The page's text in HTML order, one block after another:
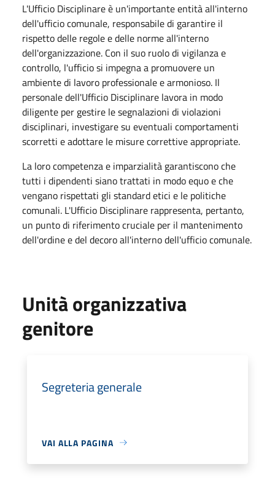
L'Ufficio Disciplinare è un'importante entità all'interno
dell'ufficio comunale, responsabile di garantire il
rispetto delle regole e delle norme all'interno
dell'organizzazione. Con il suo ruolo di vigilanza e
controllo, l'ufficio si impegna a promuovere un
ambiente di lavoro professionale e armonioso. Il
personale dell'Ufficio Disciplinare lavora in modo
diligente per gestire le segnalazioni di violazioni
disciplinari, investigare su eventuali comportamenti
scorretti e adottare le misure correttive appropriate.
La loro competenza e imparzialità garantiscono che
tutti i dipendenti siano trattati in modo equo e che
vengano rispettati gli standard etici e le politiche
comunali. L'Ufficio Disciplinare rappresenta, pertanto,
un punto di riferimento cruciale per il mantenimento
dell'ordine e del decoro all'interno dell'ufficio comunale.
Unità organizzativa
genitore
Segreteria generale
VAI ALLA PAGINA